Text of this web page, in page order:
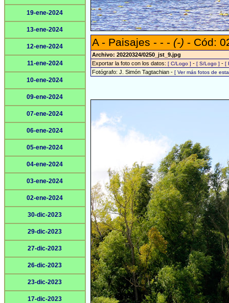
19-ene-2024
13-ene-2024
12-ene-2024
11-ene-2024
10-ene-2024
09-ene-2024
07-ene-2024
06-ene-2024
05-ene-2024
04-ene-2024
03-ene-2024
02-ene-2024
30-dic-2023
29-dic-2023
27-dic-2023
26-dic-2023
23-dic-2023
17-dic-2023
A - Paisajes - - - (-) - Cód:
Archivo: 20220324/0250_jst_9.jpg
Exportar la foto con los datos: [ C/Logo ] - [ S/Logo ] - [
Fotógrafo: J. Simón Tagtachian - [ Ver más fotos de